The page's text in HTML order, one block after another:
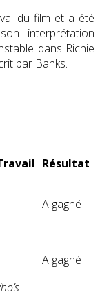
du film et a été
interprétation
dans Richie
par Banks.
Résultat
A gagné
A gagné